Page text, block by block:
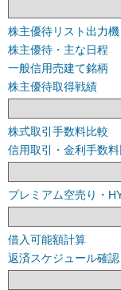
株主優待リスト出力機
株主優待・主な日程
一般信用売建て銘柄
株主優待取得戦績
株式取引手数料比較
信用取引・金利手数
プレミアム空売り・
借入可能額計算
返済スケジュール確認